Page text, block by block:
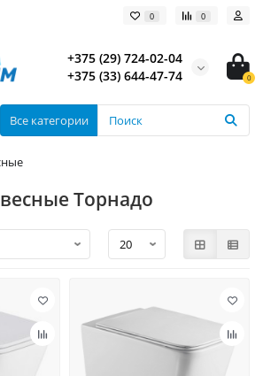
0 0
+375 (29) 724-02-04
+375 (33) 644-47-74
0
Все категории
Торнадо